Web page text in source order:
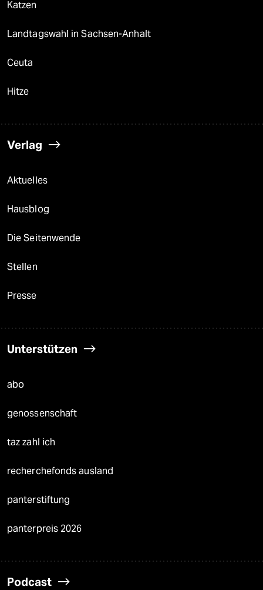
Katzen
Landtagswahl in Sachsen-Anhalt
Ceuta
Hitze
Verlag
Aktuelles
Hausblog
Die Seitenwende
Stellen
Presse
Unterstützen
abo
genossenschaft
taz zahl ich
recherchefonds ausland
panterstiftung
panterpreis 2026
Podcast